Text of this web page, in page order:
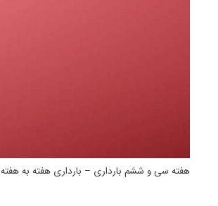
هفته سی و ششم بارداری – بارداری هفته به هفته